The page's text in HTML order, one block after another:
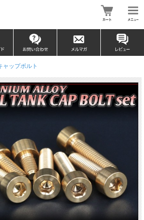
ャップボルト